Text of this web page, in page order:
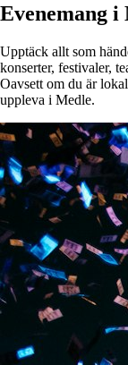
Evenemang i
Upptäck allt som
konserter, festivaler,
Oavsett om du är
uppleva i Medle.